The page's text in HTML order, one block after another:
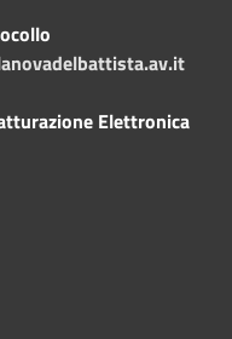
Elettronica